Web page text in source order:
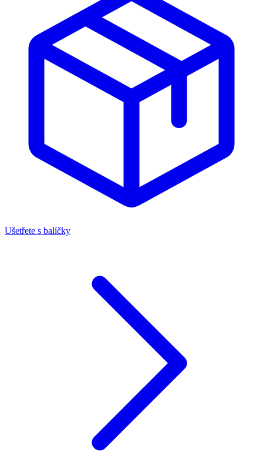
Ušetřete s balíčky